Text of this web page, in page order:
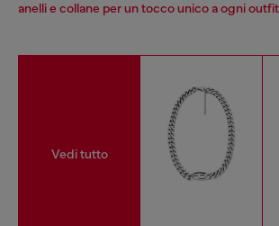
anelli e collane per un tocco unico a ogni
Vedi tutto